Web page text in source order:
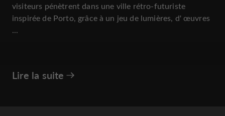
visiteurs pénètrent dans une ville rétro-futuriste
inspirée de Porto, grâce à un jeu de lumières, d' œuvres
...
Lire la suite